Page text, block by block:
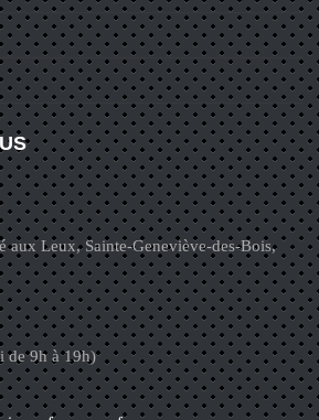
aux Leux, Sainte-Geneviève-des-Bois,
de 9h à 19h)